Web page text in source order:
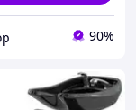
90%